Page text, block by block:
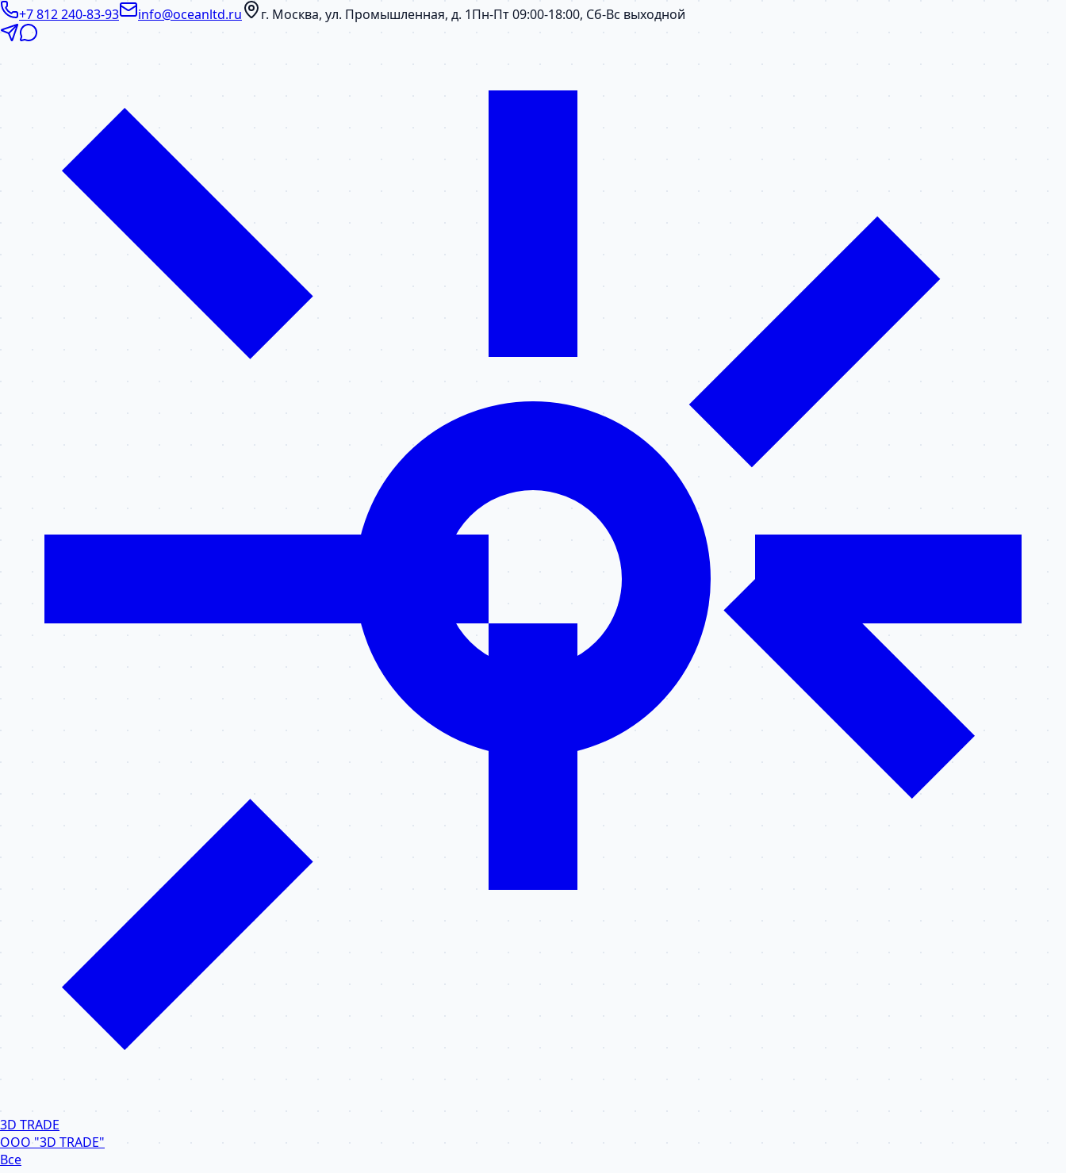
+7 812 240-83-93 info@oceanltd.ru г. Москва, ул. Промышленная, д. 1Пн-Пт 09:00-18:00, Сб-Вс выходной
3D TRADE
ООО "3D TRADE"
Все